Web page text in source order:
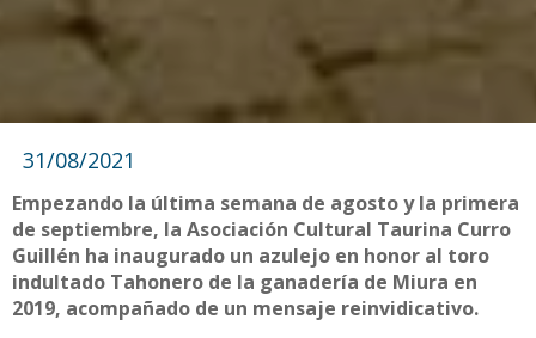
31/08/2021
Empezando la última semana de agosto y la primera
de septiembre, la Asociación Cultural Taurina Curro
Guillén ha inaugurado un azulejo en honor al toro
indultado Tahonero de la ganadería de Miura en
2019, acompañado de un mensaje reinvidicativo.